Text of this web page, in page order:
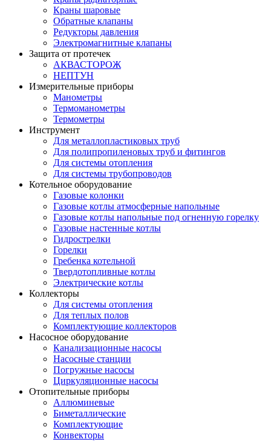
Краны шаровые
Обратные клапаны
Редукторы давления
Электромагнитные клапаны
Защита от протечек
АКВАСТОРОЖ
НЕПТУН
Измерительные приборы
Манометры
Термоманометры
Термометры
Инструмент
Для металлопластиковых труб
Для полипропиленовых труб и фитингов
Для системы отопления
Для системы трубопроводов
Котельное оборудование
Газовые колонки
Газовые котлы атмосферные напольные
Газовые котлы напольные под огненную горелку
Газовые настенные котлы
Гидрострелки
Горелки
Гребенка котельной
Твердотопливные котлы
Электрические котлы
Коллекторы
Для системы отопления
Для теплых полов
Комплектующие коллекторов
Насосное оборудование
Канализационные насосы
Насосные станции
Погружные насосы
Циркуляционные насосы
Отопительные приборы
Аллюминевые
Биметаллические
Комплектующие
Конвекторы